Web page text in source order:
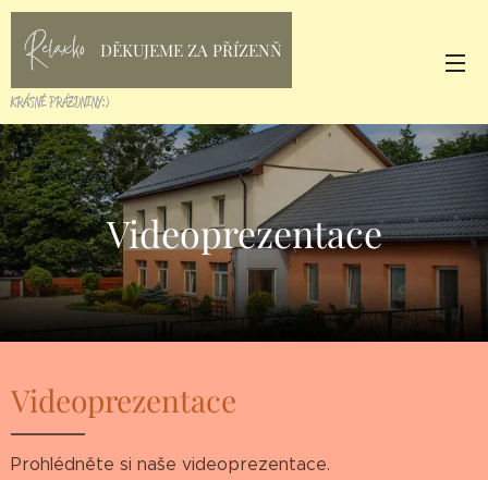
DĚKUJEME ZA PŘÍZENŇ
KRÁSNÉ PRÁZDNINY:)
Videoprezentace
Videoprezentace
Prohlédněte si naše videoprezentace.